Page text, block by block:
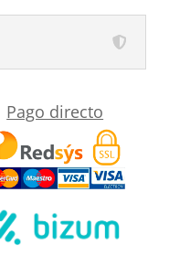
Pago directo